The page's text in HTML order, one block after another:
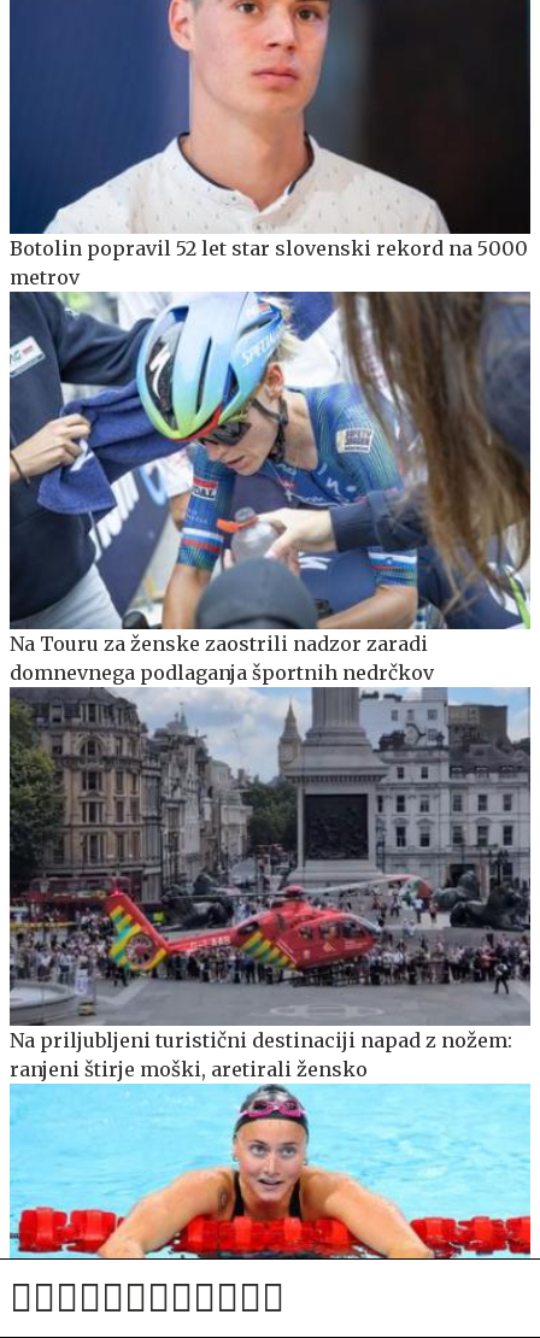
Botolin popravil 52 let star slovenski rekord na 5000
metrov
Na Touru za ženske zaostrili nadzor zaradi
domnevnega podlaganja športnih nedrčkov
Na priljubljeni turistični destinaciji napad z nožem:
ranjeni štirje moški, aretirali žensko